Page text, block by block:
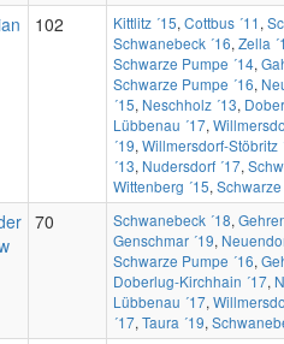
102 Kittlitz ´15, Cottbus ´11 ,
Schwanebeck ´16, Zella
Schwarze Pumpe ´14,
Schwarze Pumpe ´16,
´15, Neschholz ´13,
Lübbenau ´17,
´19, Willmersdorf-Stöbritz
´13, Nudersdorf ´17,
Wittenberg ´15,
70 Schwanebeck ´18,
Genschmar ´19,
Schwarze Pumpe ´16,
Doberlug-Kirchhain ´17,
Lübbenau ´17,
´17, Taura ´19,